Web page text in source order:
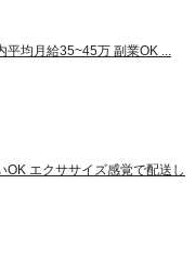
平均月給35~45万 副業OK ...
OK エクササイズ感覚で配送し